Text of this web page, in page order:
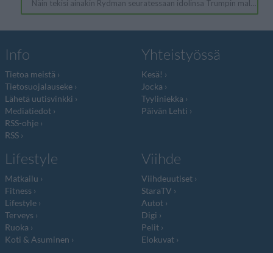
Info
Tietoa meistä
Tietosuojalauseke
Lähetä uutisvinkki
Mediatiedot
RSS-ohje
RSS
Yhteistyössä
Kesä!
Jocka
Tyyliniekka
Päivän Lehti
Lifestyle
Matkailu
Fitness
Lifestyle
Terveys
Ruoka
Koti & Asuminen
Viihde
Viihdeuutiset
StaraTV
Autot
Digi
Pelit
Elokuvat